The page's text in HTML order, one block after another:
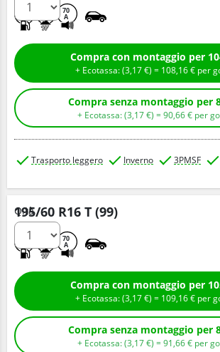
70
A
Compra con
+ Ecotassa: (3,17€ ) = 108,16€ per
Compra
+ Ecotassa: (3,17€ ) =90,66€ per
Trasporto leggero Inverno 3PMSF
195/60 R16 T (99)
70
A
Q.tà
Compra con
+ Ecotassa: (3,17€ ) = 109,16€ per
Compra
+ Ecotassa: (3,17€ ) =91,66€ per